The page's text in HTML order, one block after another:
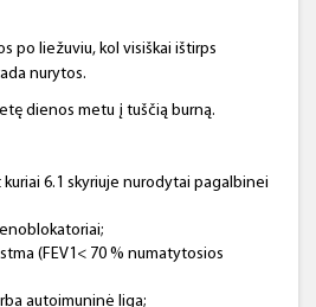
po liežuviu, kol visiškai ištirps
nurytos.
dienos metu į tuščią burną.
6.1 skyriuje nurodytai pagalbinei
(FEV1< 70 % numatytosios
autoimuninė liga;